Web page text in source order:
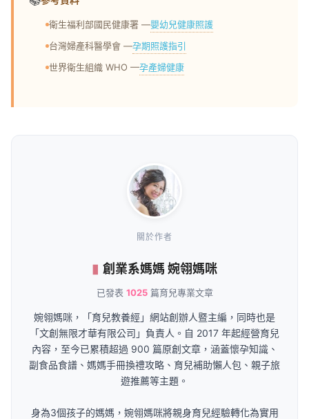
衛生福利部國民健康署 —嬰幼兒健康照護
台灣婦產科醫學會 —孕期照護指引
世界衛生組織 WHO —孕產婦健康
關於作者
創業系媽媽 婉翎媽咪
已發表 1025篇育兒專業文章
婉翎媽咪，「育兒教養經」網站創辦人暨主編，同時也是
「文創無限才華有限公司」負責人。自 2017 年起經營育兒
內容，至今已累積超過 900 篇原創文章，涵蓋懷孕知識、
副食品食譜、媽媽手冊換禮攻略、育兒補助懶人包、親子旅
遊推薦等主題。
身為3個孩子的媽媽，婉翎媽咪將親身育兒經驗轉化為實用